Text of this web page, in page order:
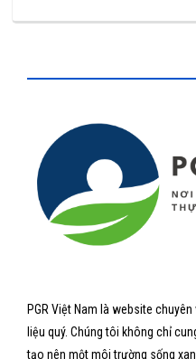
PGR Việt Nam là website
liệu quý. Chúng tôi không chỉ
tạo nên một môi trường sống